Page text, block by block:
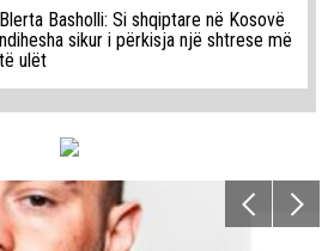
Blerta Basholli: Si shqiptare në Kosovë
ndihesha sikur i përkisja një shtrese më
të ulët